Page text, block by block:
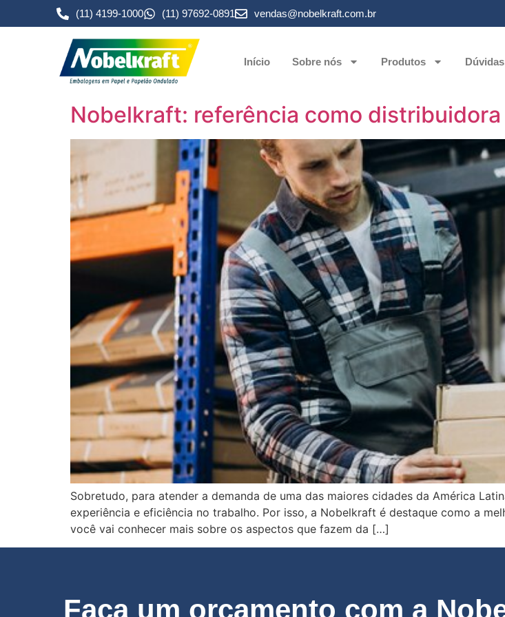
(11) 4199-1000 (11) 97692-0891 vendas@nobelkraft.com.br
Início Sobre nós Produtos
Nobelkraft: referência como
Sobretudo, para atender a demanda de uma das maiores cidades da América
experiência e eficiência no trabalho. Por isso, a Nobelkraft é destaque como a
você vai conhecer mais sobre os aspectos que fazem da […]
Faça um orçamento com a